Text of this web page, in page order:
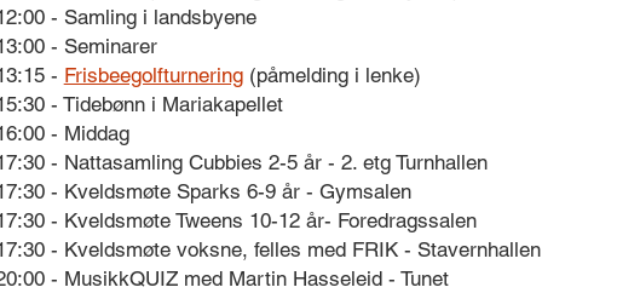
- Samling i landsbyene
- Seminarer
- Frisbeegolfturnering(påmelding i lenke)
- Tidebønn i Mariakapellet
- Middag
- Nattasamling Cubbies 2-5 år - 2. etg Turnhallen
- Kveldsmøte Sparks 6-9 år - Gymsalen
- Kveldsmøte Tweens 10-12 år- Foredragssalen
- Kveldsmøte voksne, felles med FRIK - Stavernhallen
- MusikkQUIZ med Martin Hasseleid - Tunet